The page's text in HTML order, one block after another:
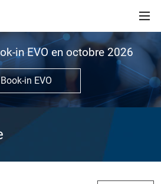
in EVO en octobre 2026
in EVO